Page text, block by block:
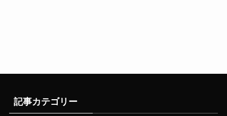
記事カテゴリー